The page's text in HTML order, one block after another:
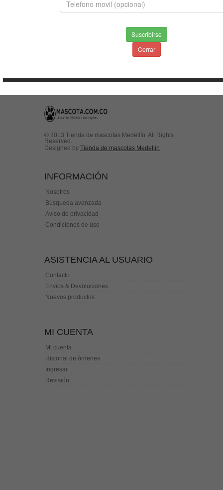
INFORMACION
© 2013 Tienda de mascotas Medellín. All Rights
Reserved.
Designed by Tienda de mascotas Medellin
INFORMACIÓN
Nosotros
Búsqueda avanzada
Aviso de privacidad
Condiciones de úso
ASISTENCIA AL USUARIO
Contacto
Envios & Devoluciones
Nuevos productos
MI CUENTA
Mi cuenta
Historial de órdenes
Ingresar
Revisión
Suscribirse
Cerrar